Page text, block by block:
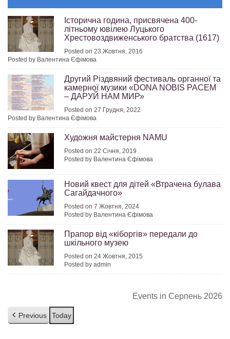
Історична година, присвячена 400-
літньому ювілею Луцького
Хрестовоздвиженського братства (1617)
Posted on 23 Жовтня, 2016
Posted by Валентина Єфімова
Другий Різдвяний фестиваль органної та
камерної музики «DONA NOBIS PACEM
– ДАРУЙ НАМ МИР»
Posted on 27 Грудня, 2022
Posted by Валентина Єфімова
Художня майстерня NAMU
Posted on 22 Січня, 2019
Posted by Валентина Єфімова
Новий квест для дітей «Втрачена булава
Сагайдачного»
Posted on 7 Жовтня, 2024
Posted by Валентина Єфімова
Прапор від «кіборгів» передали до
шкільного музею
Posted on 24 Жовтня, 2015
Posted by admin
Events in Серпень 2026
Previous Today